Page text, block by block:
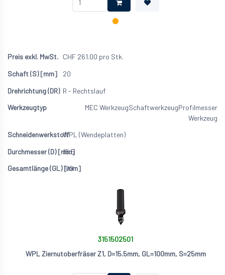
CHF 261.00 pro Stk.
20
R - Rechtslauf
MEC WerkzeugSchaftwerkzeugProfilmesser
Werkzeug
WPL (Wendeplatten)
15.5
100
3151502501
WPL Ziernutoberfräser Z1, D=15.5mm, GL=100mm, S=25mm